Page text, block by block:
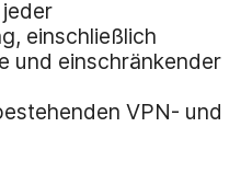
einschließlich
und einschränkender
VPN- und